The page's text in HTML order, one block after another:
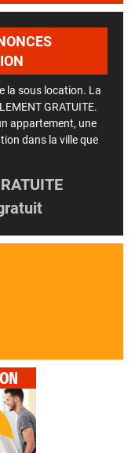
la sous location. La
GRATUITE.
appartement, une
dans la ville que